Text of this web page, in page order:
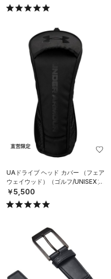
直営限定
UAドライブ ヘッド カバー （フェア
ウェイウッド）（ゴルフ/UNISEX）
￥5,500